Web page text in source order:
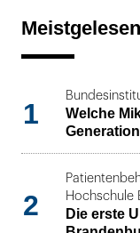
1
Welche
2
Hochschule
Die erste